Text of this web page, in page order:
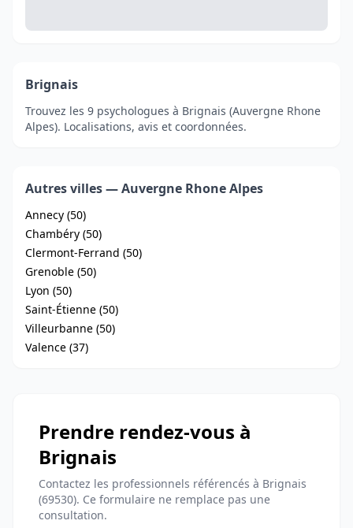
Brignais
Trouvez les 9 psychologues à Brignais (Auvergne Rhone
Alpes). Localisations, avis et coordonnées.
Autres villes — Auvergne Rhone Alpes
Annecy (50)
Chambéry (50)
Clermont-Ferrand (50)
Grenoble (50)
Lyon (50)
Saint-Étienne (50)
Villeurbanne (50)
Valence (37)
Prendre rendez-vous à
Brignais
Contactez les professionnels référencés à Brignais
(69530). Ce formulaire ne remplace pas une
consultation.